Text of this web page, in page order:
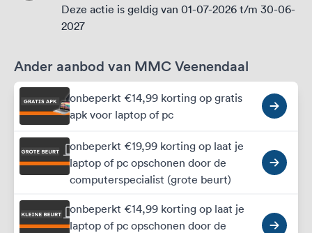
Deze actie is geldig van 01-07-2026 t/m 30-06-
2027
Ander aanbod van MMC Veenendaal
onbeperkt €14,99 korting op gratis
apk voor laptop of pc
onbeperkt €19,99 korting op laat je
laptop of pc opschonen door de
computerspecialist (grote beurt)
onbeperkt €14,99 korting op laat je
laptop of pc opschonen door de